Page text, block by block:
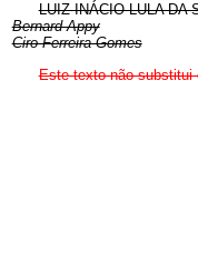
LUIZ INÁCIO LULA DA
Bernard Appy
Ciro Ferreira Gomes
Este texto não substitui